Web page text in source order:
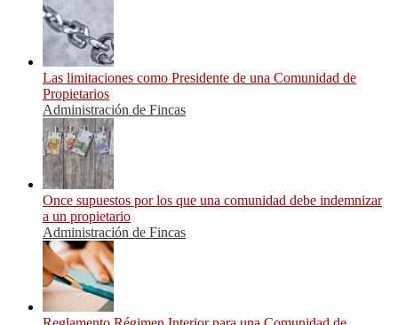
Las limitaciones como Presidente de una Comunidad de
Propietarios
Administración de Fincas
Once supuestos por los que una comunidad debe indemnizar
a un propietario
Administración de Fincas